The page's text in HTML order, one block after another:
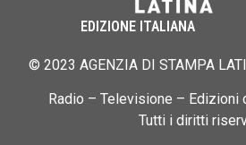
EDIZIONE ITALIANA
© 2023 AGENZIA DI STAMPA
Radio – Televisione – Edizioni
Tutti i diritti